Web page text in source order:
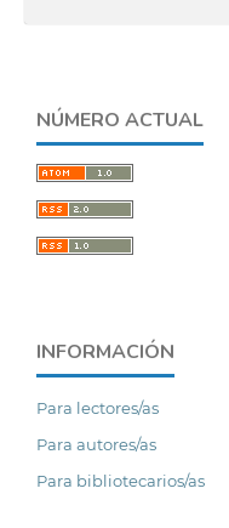
NÚMERO ACTUAL
INFORMACIÓN
Para lectores/as
Para autores/as
Para bibliotecarios/as